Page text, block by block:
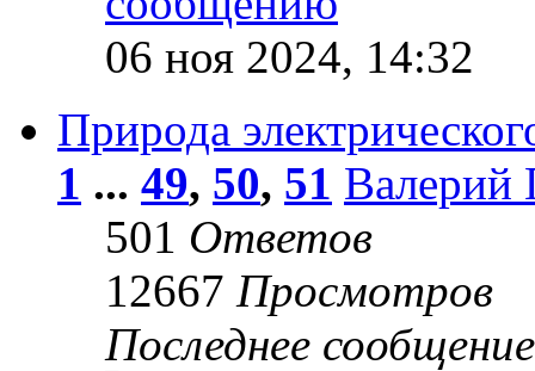
06 ноя 2024, 14:32
Природа
1 ... 49, 50, 51 Валерий
501 Ответов
12667 Просмотров
Последнее